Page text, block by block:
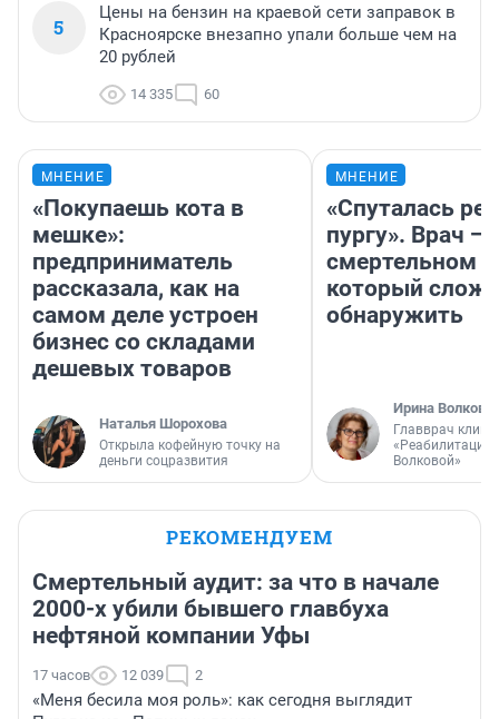
5
Цены на бензин на краевой сети заправок в
Красноярске внезапно упали больше чем на
20 рублей
14 335 60
МНЕНИЕ
«Покупаешь кота в
мешке»:
предприниматель
рассказала, как на
самом деле устроен
бизнес со складами
дешевых товаров
Наталья Шорохова
Открыла кофейную точку на
деньги соцразвития
МНЕНИЕ
«Спуталась
пургу». Врач —
смертельном
который
обнаружить
Ирина Волкова
Главврач
«Реабилитация
Волковой»
РЕКОМЕНДУЕМ
Смертельный аудит: за что в начале
2000-х убили бывшего главбуха
нефтяной компании Уфы
17 часов 12 039 2
«Меня бесила моя роль»: как сегодня выглядит